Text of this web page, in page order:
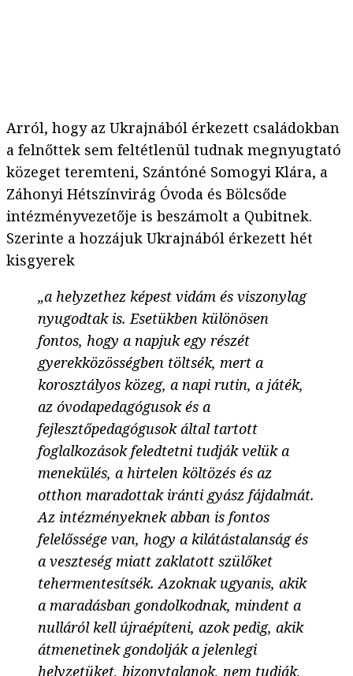
Arról, hogy az Ukrajnából érkezett családokban
a felnőttek sem feltétlenül tudnak megnyugtató
közeget teremteni, Szántóné Somogyi Klára, a
Záhonyi Hétszínvirág Óvoda és Bölcsőde
intézményvezetője is beszámolt a Qubitnek.
Szerinte a hozzájuk Ukrajnából érkezett hét
kisgyerek
„a helyzethez képest vidám és viszonylag
nyugodtak is. Esetükben különösen
fontos, hogy a napjuk egy részét
gyerekközösségben töltsék, mert a
korosztályos közeg, a napi rutin, a játék,
az óvodapedagógusok és a
fejlesztőpedagógusok által tartott
foglalkozások feledtetni tudják velük a
menekülés, a hirtelen költözés és az
otthon maradottak iránti gyász fájdalmát.
Az intézményeknek abban is fontos
felelőssége van, hogy a kilátástalanság és
a veszteség miatt zaklatott szülőket
tehermentesítsék. Azoknak ugyanis, akik
a maradásban gondolkodnak, mindent a
nulláról kell újraépíteni, azok pedig, akik
átmenetinek gondolják a jelenlegi
helyzetüket, bizonytalanok, nem tudják,